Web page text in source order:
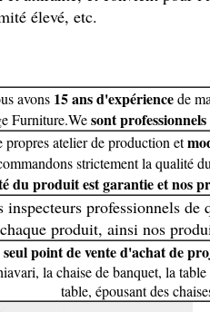
élevé, etc.
avons 15 ans d'expériencede
Furniture.Wesont
propres atelier de production et
strictement la qualité
du produit est garantie et nos
inspecteurs professionnels
chaque produit, ainsi nos
point de vente d'achat de
la chaise de banquet, la
table, épousant des